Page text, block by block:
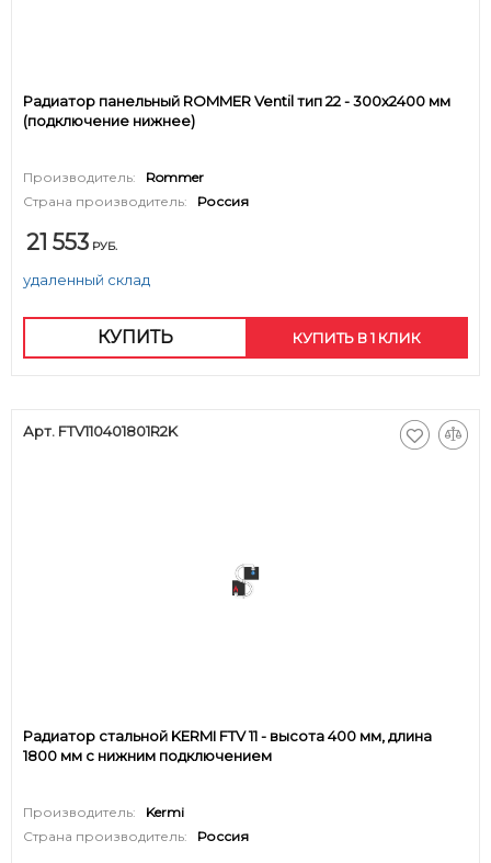
Радиатор панельный ROMMER Ventil тип 22 - 300x2400 мм
(подключение нижнее)
Производитель:
Rommer
Страна производитель:
Россия
21 553 РУБ.
удаленный склад
КУПИТЬ КУПИТЬ В 1 КЛИК
Арт. FTV110401801R2K
Радиатор стальной KERMI FTV 11 - высота 400 мм, длина
1800 мм с нижним подключением
Производитель:
Kermi
Страна производитель:
Россия